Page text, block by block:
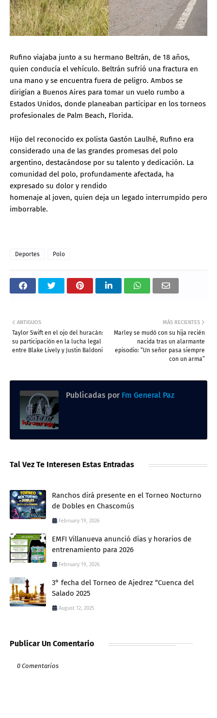
Rufino viajaba junto a su hermano Beltrán, de 18 años,
quien conducía el vehículo. Beltrán sufrió una fractura en
una mano y se encuentra fuera de peligro. Ambos se
dirigían a Buenos Aires para tomar un vuelo rumbo a
Estados Unidos, donde planeaban participar en los torneos
profesionales de Palm Beach, Florida.
Hijo del reconocido ex polista Gastón Laulhé, Rufino era
considerado una de las grandes promesas del polo
argentino, destacándose por su talento y dedicación. La
comunidad del polo, profundamente afectada, ha
expresado su dolor y rendido
homenaje al joven, quien deja un legado interrumpido pero
imborrable.
Deportes Polo
MÁS RECIENTES
Marley se mudó con su hija recién
nacida tras un alarmante
episodio: “Un señor pasa siempre
con un arma”
ANTIGUOS
Taylor Swift en el ojo del huracán:
su participación en la lucha legal
entre Blake Lively y Justin Baldoni
Publicadas por Fm General Paz
Tal Vez Te Interesen Estas Entradas
Ranchos dirá presente en el Torneo Nocturno
de Dobles en Chascomús
February 19, 2026
EMFI Villanueva anunció días y horarios de
entrenamiento para 2026
February 19, 2026
3° fecha del Torneo de Ajedrez “Cuenca del
Salado 2025
August 12, 2025
Publicar Un Comentario
0 Comentarios